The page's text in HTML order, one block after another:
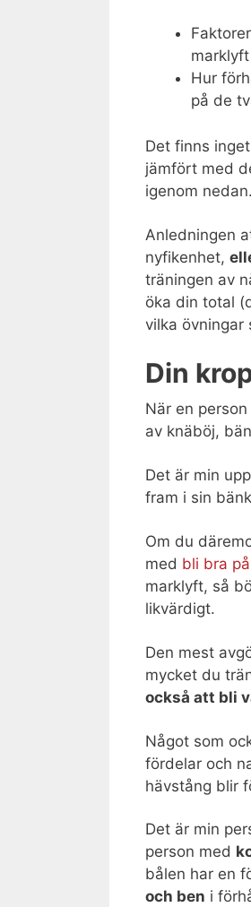
Hur
på de
Det finns
jämfört med
igenom nedan.
Anledningen
nyfikenhet,
träningen av
öka din total
vilka övningar
Din
När en
av knäböj,
Det är min
fram i sin
Om du
med bli bra
marklyft, så
likvärdigt.
Den mest
mycket du
också att bli
Något som
fördelar och
hävstång blir
Det är min
person med
bålen har en
och ben i